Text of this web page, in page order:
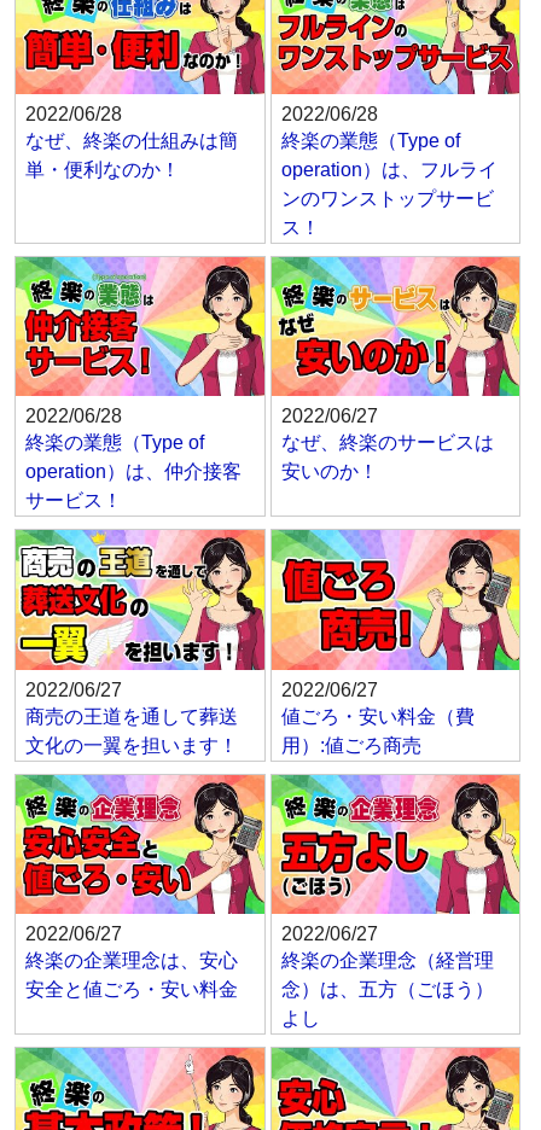
2022/06/28
なぜ、終楽の仕組みは簡
単・便利なのか！
2022/06/28
終楽の業態（Type of
operation）は、フルライ
ンのワンストップサービ
ス！
2022/06/28
終楽の業態（Type of
operation）は、仲介接客
サービス！
2022/06/27
なぜ、終楽のサービスは
安いのか！
2022/06/27
商売の王道を通して葬送
文化の一翼を担います！
2022/06/27
値ごろ・安い料金（費
用）:値ごろ商売
2022/06/27
終楽の企業理念は、安心
安全と値ごろ・安い料金
2022/06/27
終楽の企業理念（経営理
念）は、五方（ごほう）
よし